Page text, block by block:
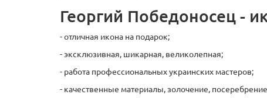
Георгий Победоносец -
- отличная икона на подарок;
- эксклюзивная, шикарная, великолепная;
- работа профессиональных украинских мастеров;
- качественные материалы, золочение,